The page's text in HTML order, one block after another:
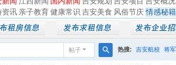
资讯 亲子教育 健康常识 吉安美食 风俗节庆 情感秘籍
帖子 热搜: 吉安航校 将军